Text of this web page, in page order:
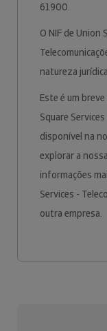
61900.
O NIF de Union
natureza
Este é um
Square
disponível na
explorar a
informações
Services -
outra empresa.